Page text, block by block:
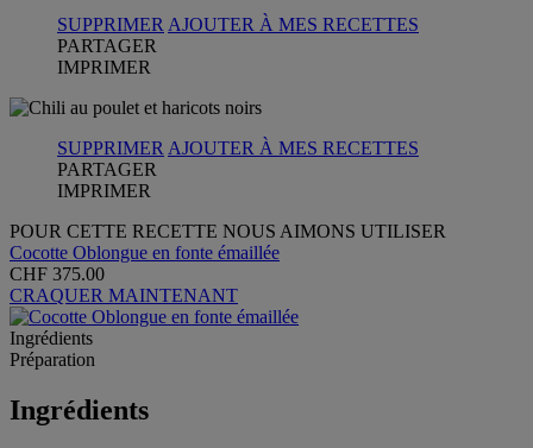
SUPPRIMER AJOUTER À MES RECETTES
PARTAGER
IMPRIMER
SUPPRIMER AJOUTER À MES RECETTES
PARTAGER
IMPRIMER
POUR CETTE RECETTE NOUS AIMONS UTILISER
Cocotte Oblongue en fonte émaillée
CHF 375.00
CRAQUER MAINTENANT
Ingrédients
Préparation
Ingrédients